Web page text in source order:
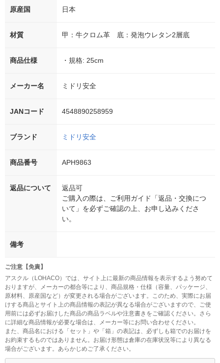
原産国 日本
材質 甲：牛クロム革 底：発泡ウレタン2層底
商品仕様 ・規格: 25cm
メーカー名 ミドリ安全
JANコード 4548890258959
ブランド ミドリ安全
商品番号 APH9863
返品について
返品可
ご購入の際は、ご利用ガイド「返品・交換につ
いて」を必ずご確認の上、お申し込みくださ
い。
備考
ご注意【免責】
アスクル（LOHACO）では、サイト上に最新の商品情報を表示するよう努めて
おりますが、メーカーの都合等により、商品規格・仕様（容量、パッケージ、
原材料、原産国など）が変更される場合がございます。このため、実際にお届
けする商品とサイト上の商品情報の表記が異なる場合がございますので、ご使
用前には必ずお届けした商品の商品ラベルや注意書きをご確認ください。さら
に詳細な商品情報が必要な場合は、メーカー等にお問い合わせください。
また、商品名における「セット」や「箱」の表記は、必ずしも箱でのお届けを
お約束するものではありません。お届け形態は倉庫の在庫状況等により異なる
場合がございます。あらかじめご了承ください。